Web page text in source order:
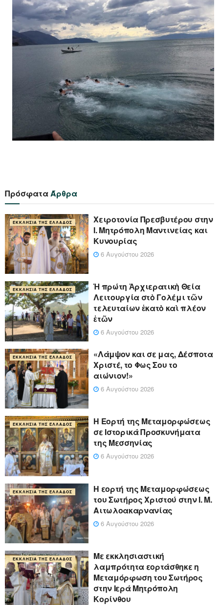
ΠρόσφαταΆρθρα
ΕΚΚΛΗΣΊΑ ΤΗΣ ΕΛΛΆΔΟΣ
Xειροτονία Πρεσβυτέρου στην
Ι. Μητρόπολη Μαντινείας και
Κυνουρίας
6 Αυγούστου 2026
ΕΚΚΛΗΣΊΑ ΤΗΣ ΕΛΛΆΔΟΣ
Ἡ πρώτη Ἀρχιερατικὴ Θεία
Λειτουργία στὸ Γολέμι τῶν
τελευταίων ἑκατὸ καὶ πλέον
ἐτῶν
6 Αυγούστου 2026
ΕΚΚΛΗΣΊΑ ΤΗΣ ΕΛΛΆΔΟΣ
«Λάμψον και σε μας, Δέσποτα
Χριστέ, το Φως Σου το
αιώνιον!»
6 Αυγούστου 2026
ΕΚΚΛΗΣΊΑ ΤΗΣ ΕΛΛΆΔΟΣ
Η Εορτή της Μεταμορφώσεως
σε Ιστορικά Προσκυνήματα
της Μεσσηνίας
6 Αυγούστου 2026
ΕΚΚΛΗΣΊΑ ΤΗΣ ΕΛΛΆΔΟΣ
Η εορτή της Μεταμορφώσεως
του Σωτήρος Χριστού στην Ι. Μ.
Αιτωλοακαρνανίας
6 Αυγούστου 2026
ΕΚΚΛΗΣΊΑ ΤΗΣ ΕΛΛΆΔΟΣ
Με εκκλησιαστική
λαμπρότητα εορτάσθηκε η
Μεταμόρφωση του Σωτήρος
στην Ιερά Μητρόπολη
Κορίνθου